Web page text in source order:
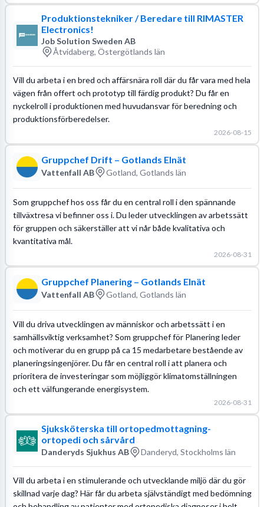
Produktionstekniker / Beredare till RIMASTER
Electronics!
Job Solution Sweden AB
Åtvidaberg, Östergötlands län
Vill du arbeta i en bred och affärsnära roll där du får vara med hela
vägen från offert och prototyp till färdig produkt? Du får en
nyckelroll i produktionen med huvudansvar för beredning och
produktionsförberedelser.
2026-08-15
Gruppchef Drift – Gotlands Elnät
Vattenfall AB Gotland, Gotlands län
Som gruppchef hos oss får du en central roll i den spännande
tillväxtresa vi befinner oss i. Du leder utvecklingen av arbetssätt
för gruppen och säkerställer att vi når både kvalitativa och
kvantitativa mål.
2026-08-31
Gruppchef Planering – Gotlands Elnät
Vattenfall AB Gotland, Gotlands län
Vill du driva utvecklingen av människor och arbetssätt i en
samhällsviktig verksamhet? Som gruppchef för Planering leder
och motiverar du en grupp på ca 15 medarbetare bestående av
planeringsingenjörer. Du får en central roll i att planera och
prioritera de investeringar som möjliggör klimatomställningen
och ett välfungerande energisystem.
2026-08-31
Sjuksköterska till ortopedmottagning-
ortopedi och sårvård
Danderyds Sjukhus AB Danderyd, Stockholms län
Vill du arbeta i en stimulerande och utvecklande miljö där du gör
skillnad varje dag? Här får du arbeta självständigt med bedömning